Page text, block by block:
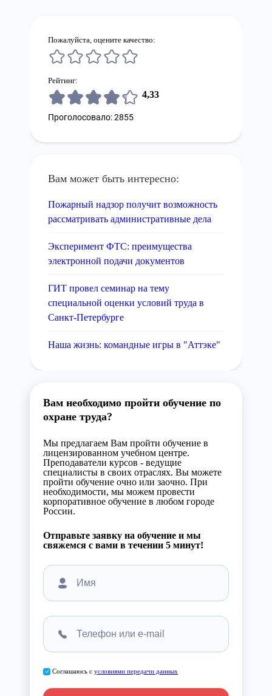
Пожалуйста, оцените качество:
Рейтинг:
4,33
Проголосовало: 2855
Вам может быть интересно:
Пожарный надзор получит возможность
рассматривать административные дела
Эксперимент ФТС: преимущества
электронной подачи документов
ГИТ провел семинар на тему
специальной оценки условий труда в
Санкт-Петербурге
Наша жизнь: командные игры в "Аттэке"
Вам необходимо пройти обучение по
охране труда?
Мы предлагаем Вам пройти обучение в
лицензированном учебном центре.
Преподаватели курсов - ведущие
специалисты в своих отраслях. Вы можете
пройти обучение очно или заочно. При
необходимости, мы можем провести
корпоративное обучение в любом городе
России.
Отправьте заявку на обучение и мы
свяжемся с вами в течении 5 минут!
Соглашаюсь с условиями передачи данных